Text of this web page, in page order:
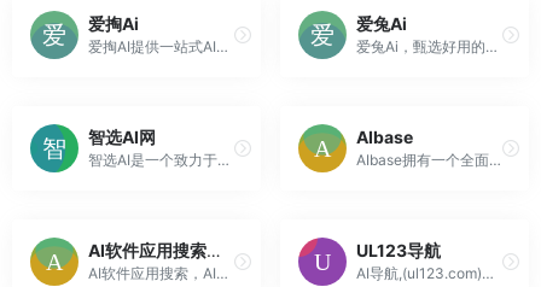
爱掏Ai
爱掏AI提供一站式AI工具导航服务，汇聚全球优质AI工具的生成式AI工具导航平台，包括AI写作、AI绘画、AI设计、AI客服、AI办公、AI营销、AI语音生成、AI视频生成、数字人等人工智能工具。欢迎AI工具创作者提交AI工具网址到爱掏AI网，共同打造更优质的AI导航服务，让AI的力量超越你的想象!
爱兔Ai
爱兔Ai，甄选好用的Ai工具和Ai网站，发现大众欢迎的Ai产品榜，了解当前AGI动态和市场趋势，在通往AGI之路上一起前行。
智选AI网
智选AI是一个致力于探索发现全球优质AI工具的网站。提供包括AI写作工具、AI视频工具、AI办公工具、AI设计工具、AI编程工具等超过20个AI工具类型以及AI资讯、教程，帮助更多人更好地了解AI，使用AI，提升工作和学习效率，高效工作，轻松生活。
AIbase
AIbase拥有一个全面的国内外AI产品数据库，收录了超过7000个出色的人工智能网站和产品，覆盖了40多个不同的领域，如Ai绘画生成、Ai文案写作、Ai视频编辑、Ai智能营销等。您可以通过我们的AI产品库轻松发现最适合您需求的人工智能工具，解锁AI的力量。
AI软件应用搜索导航平台
AI软件应用搜索，AI软件搜索，AI软件应用导航，AI软件应用商店，企业软件应用商店、AI软件应用榜单平台.
UL123导航
AI导航,(ul123.com)是一个AI导航,也叫AI工具集，汇聚国内外优秀的AI应用工具网址,最新的人工智能技术和服务资源,推动AI行业的发展